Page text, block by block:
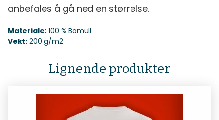
anbefales å gå ned en størrelse.
Materiale: 100 % Bomull
Vekt: 200 g/m2
Lignende produkter